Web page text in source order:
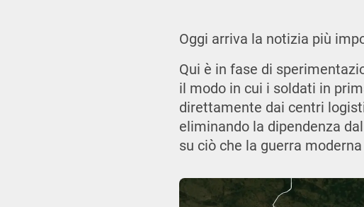
Oggi arriva la notizia più
Qui è in fase di
il modo in cui i soldati in
direttamente dai centri
eliminando la dipendenza
su ciò che la guerra